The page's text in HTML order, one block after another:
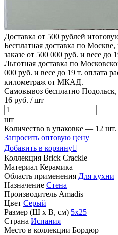
Доставка от 500 рублей
Бесплатная доставка по
заказе от 500 000 руб. и весе до
Льготная доставка по
000 руб. и весе до 19 т. оплата
километраж от МКАД.
Самовывоз бесплатно
16 руб. / шт
шт
Количество в упаковке — 12 шт.
Запросить оптовую цену
Добавить в корзину
Коллекция Brick Crackle
Материал Керамика
Область применения Для кухни
Назначение Стена
Производитель Amadis
Цвет Серый
Размер (Ш х В, см) 5х25
Страна Испания
Место в коллекции Бордюр